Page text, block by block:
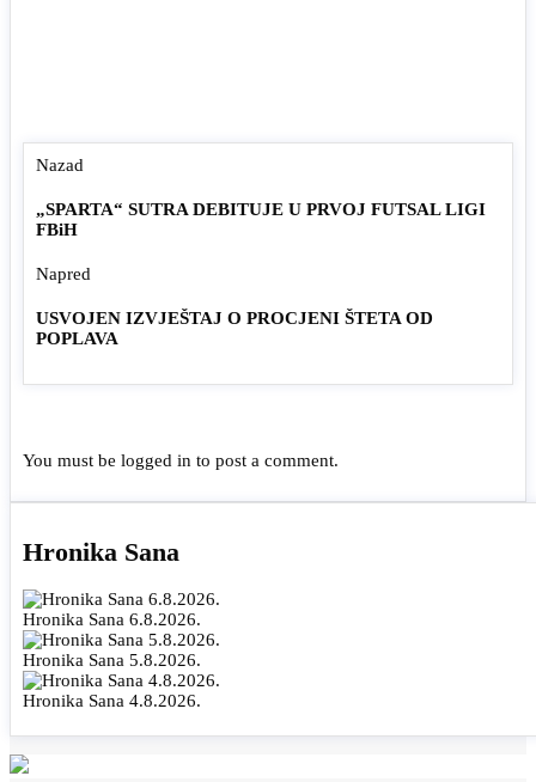
Nazad
„SPARTA“ SUTRA DEBITUJE U PRVOJ FUTSAL LIGI
FBiH
Napred
USVOJEN IZVJEŠTAJ O PROCJENI ŠTETA OD
POPLAVA
You must be logged in to post a comment.
Hronika Sana
Hronika Sana 6.8.2026.
Hronika Sana 5.8.2026.
Hronika Sana 4.8.2026.